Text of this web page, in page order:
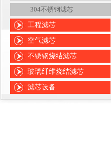
304不锈钢滤芯
工程滤芯
空气滤芯
不锈钢烧结滤芯
玻璃纤维烧结滤芯
滤芯设备